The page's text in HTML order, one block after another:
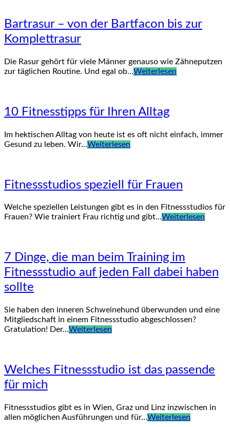
Bartrasur – von der Bartfacon bis zur
Komplettrasur
Die Rasur gehört für viele Männer genauso wie Zähneputzen
zur täglichen Routine. Und egal ob…Weiterlesen
10 Fitnesstipps für Ihren Alltag
Im hektischen Alltag von heute ist es oft nicht einfach, immer
Gesund zu leben. Wir…Weiterlesen
Fitnessstudios speziell für Frauen
Welche speziellen Leistungen gibt es in den Fitnessstudios für
Frauen? Wie trainiert Frau richtig und gibt…Weiterlesen
7 Dinge, die man beim Training im
Fitnessstudio auf jeden Fall dabei haben
sollte
Sie haben den inneren Schweinehund überwunden und eine
Mitgliedschaft in einem Fitnessstudio abgeschlossen?
Gratulation! Der…Weiterlesen
Welches Fitnessstudio ist das passende
für mich
Fitnessstudios gibt es in Wien, Graz und Linz inzwischen in
allen möglichen Ausführungen und für…Weiterlesen